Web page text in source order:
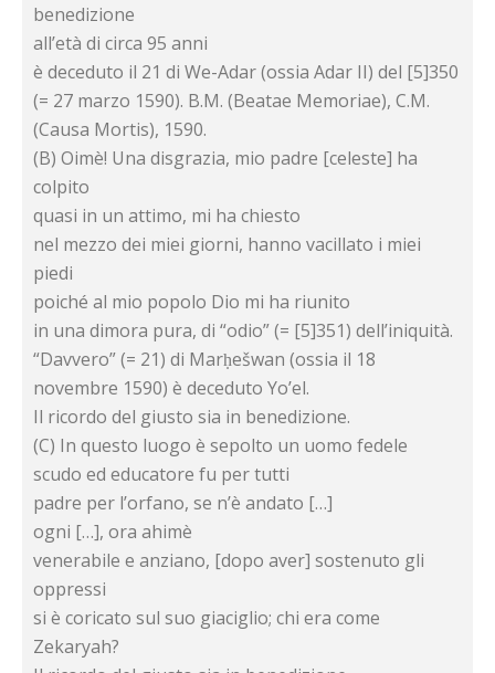
benedizione
all’età di circa 95 anni
è deceduto il 21 di We-Adar (ossia Adar II) del [5]350
(= 27 marzo 1590). B.M. (Beatae Memoriae), C.M.
(Causa Mortis), 1590.
(B) Oimè! Una disgrazia, mio padre [celeste] ha
colpito
quasi in un attimo, mi ha chiesto
nel mezzo dei miei giorni, hanno vacillato i miei
piedi
poiché al mio popolo Dio mi ha riunito
in una dimora pura, di “odio” (= [5]351) dell’iniquità.
“Davvero” (= 21) di Marḥešwan (ossia il 18
novembre 1590) è deceduto Yo’el.
Il ricordo del giusto sia in benedizione.
(C) In questo luogo è sepolto un uomo fedele
scudo ed educatore fu per tutti
padre per l’orfano, se n’è andato […]
ogni […], ora ahimè
venerabile e anziano, [dopo aver] sostenuto gli
oppressi
si è coricato sul suo giaciglio; chi era come
Zekaryah?